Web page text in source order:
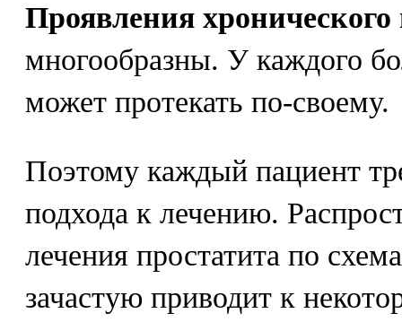
Проявления хронического
многообразны. У каждого
может протекать по-своему.
Поэтому каждый пациент
подхода к лечению.
лечения простатита по
зачастую приводит к